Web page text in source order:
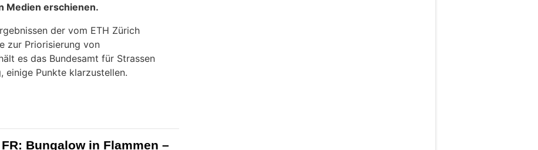
Medien erschienen.
der vom ETH Zürich
zur Priorisierung von
es das Bundesamt für Strassen
einige Punkte klarzustellen.
Bungalow in Flammen –